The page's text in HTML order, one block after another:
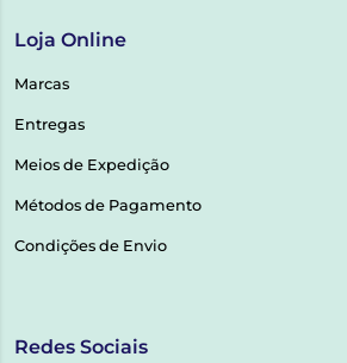
Loja Online
Marcas
Entregas
Meios de Expedição
Métodos de Pagamento
Condições de Envio
Redes Sociais